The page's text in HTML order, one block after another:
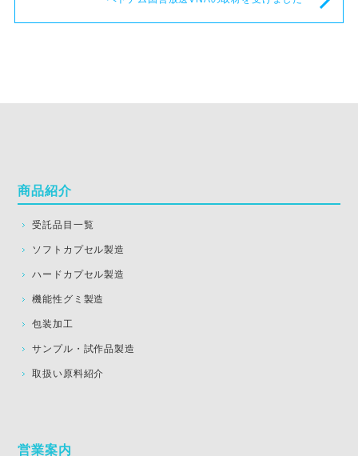
商品紹介
受託品目一覧
ソフトカプセル製造
ハードカプセル製造
機能性グミ製造
包装加工
サンプル・試作品製造
取扱い原料紹介
営業案内